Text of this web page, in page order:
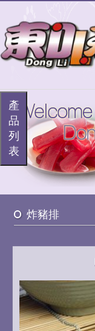
產
品
列
表
炸豬排